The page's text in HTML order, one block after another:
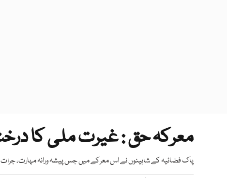
معرکہ حق : غیرت ملی کا
پاک فضائیہ کے شاہینوں نے اس معرکے میں جس پیشہ ورانہ مہارت، جرات